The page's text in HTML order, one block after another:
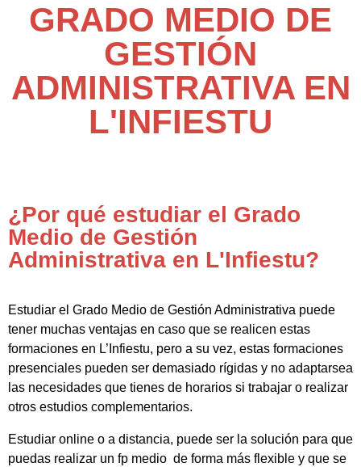
GRADO MEDIO DE
GESTIÓN
ADMINISTRATIVA EN
L'INFIESTU
¿Por qué estudiar el Grado
Medio de Gestión
Administrativa en L'Infiestu?
Estudiar el Grado Medio de Gestión Administrativa puede
tener muchas ventajas en caso que se realicen estas
formaciones en L’Infiestu, pero a su vez, estas formaciones
presenciales pueden ser demasiado rígidas y no adaptarsea
las necesidades que tienes de horarios si trabajar o realizar
otros estudios complementarios.
Estudiar online o a distancia, puede ser la solución para que
puedas realizar un fp medio de forma más flexible y que se